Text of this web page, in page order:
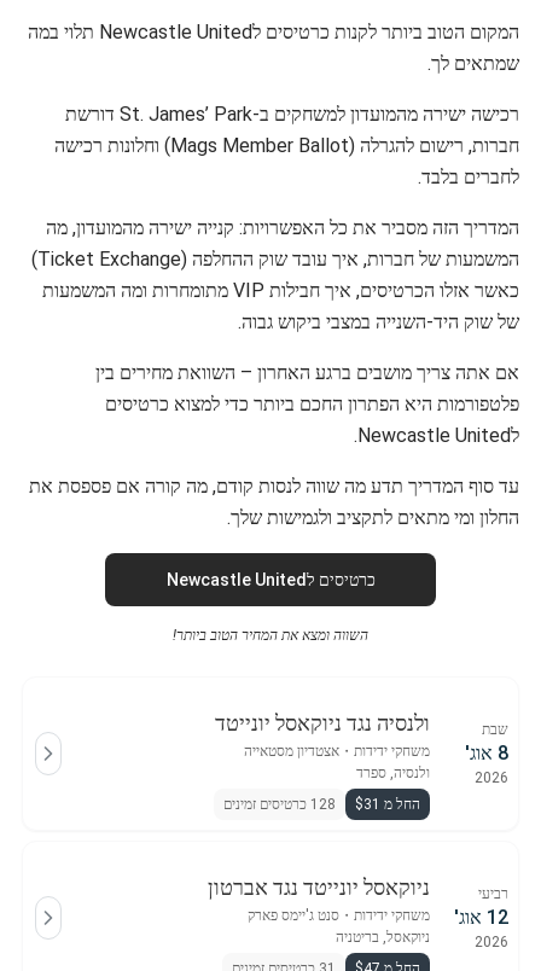
המקום הטוב ביותר לקנות כרטיסים לNewcastle United תלוי במה
שמתאים לך.
רכישה ישירה מהמועדון למשחקים ב-St. James’ Park דורשת
חברות, רישום להגרלה (Mags Member Ballot) וחלונות רכישה
לחברים בלבד.
המדריך הזה מסביר את כל האפשרויות: קנייה ישירה מהמועדון, מה
המשמעות של חברות, איך עובד שוק ההחלפה (Ticket Exchange)
כאשר אזלו הכרטיסים, איך חבילות VIP מתומחרות ומה המשמעות
של שוק היד-השנייה במצבי ביקוש גבוה.
אם אתה צריך מושבים ברגע האחרון – השוואת מחירים בין
פלטפורמות היא הפתרון החכם ביותר כדי למצוא כרטיסים
לNewcastle United.
עד סוף המדריך תדע מה שווה לנסות קודם, מה קורה אם פספסת את
החלון ומי מתאים לתקציב ולגמישות שלך.
כרטיסים לNewcastle United
השווה ומצא את המחיר הטוב ביותר!
שבת
8 אוג'
2026
ולנסיה נגד ניוקאסל יונייטד
משחקי ידידות ・ אצטדיון מסטאייה
ולנסיה, ספרד
החל מ $31
128 כרטיסים זמינים
רביעי
12 אוג'
2026
ניוקאסל יונייטד נגד אברטון
משחקי ידידות ・ סנט ג'יימס פארק
ניוקאסל, בריטניה